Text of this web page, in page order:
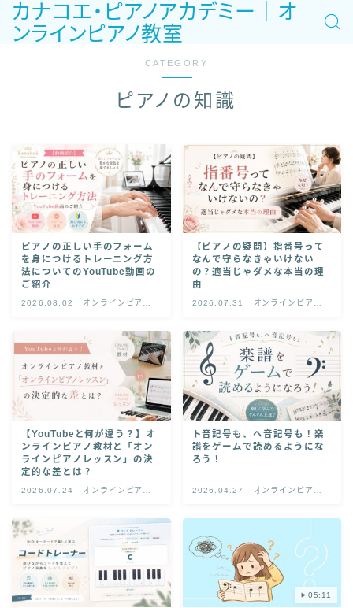
カナコエ・ピアノアカデミー｜オ
ンラインピアノ教室
CATEGORY
ピアノの知識
ピアノの正しい手のフォーム
を身につけるトレーニング方
法についてのYouTube動画の
ご紹介
2026.08.02
オンラインピアノ
【ピアノの疑問】指番号って
なんで守らなきゃいけない
の？適当じゃダメな本当の理
由
2026.07.31
オンラインピアノ
【YouTubeと何が違う？】オ
ンラインピアノ教材と「オン
ラインピアノレッスン」の決
定的な差とは？
2026.07.24
オンラインピアノ
ト音記号も、ヘ音記号も！楽
譜をゲームで読めるようにな
ろう！
2026.04.27
オンラインピアノ
05:11